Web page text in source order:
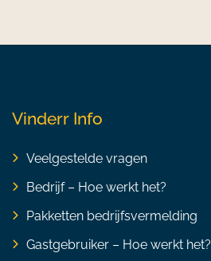
Vinderr Info
Veelgestelde vragen
Bedrijf – Hoe werkt het?
Pakketten bedrijfsvermelding
Gastgebruiker – Hoe werkt het?